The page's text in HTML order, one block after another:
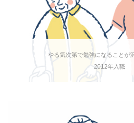
やる気次第で勉強になることが
2012年入職